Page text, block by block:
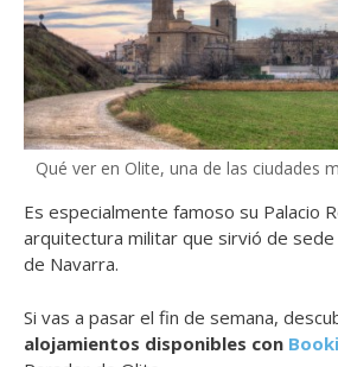
Qué ver en Olite, una de las ciudades
Es especialmente famoso su Palacio
arquitectura militar que sirvió de sede
de Navarra.
Si vas a pasar el fin de semana,
alojamientos disponibles con